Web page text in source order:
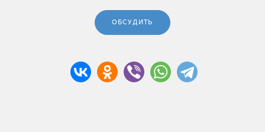
ОБСУДИТЬ